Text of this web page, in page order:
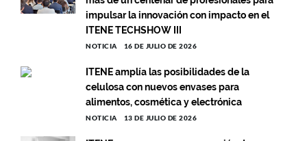
impulsar la innovación con impacto en el
ITENE TECHSHOW III
NOTICIA 16 DE JULIO DE 2026
ITENE amplía las posibilidades de la
celulosa con nuevos envases para
alimentos, cosmética y electrónica
NOTICIA 13 DE JULIO DE 2026